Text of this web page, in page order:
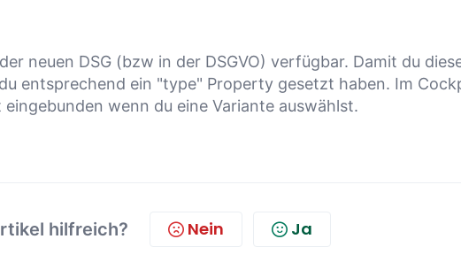
neuen DSG (bzw in der DSGVO) verfügbar. Damit du
entsprechend ein "type" Property gesetzt haben. Im
wenn du eine Variante auswählst.
hilfreich? Nein Ja